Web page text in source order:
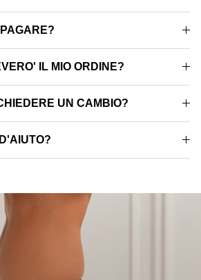
IL MIO ORDINE?
UN CAMBIO?